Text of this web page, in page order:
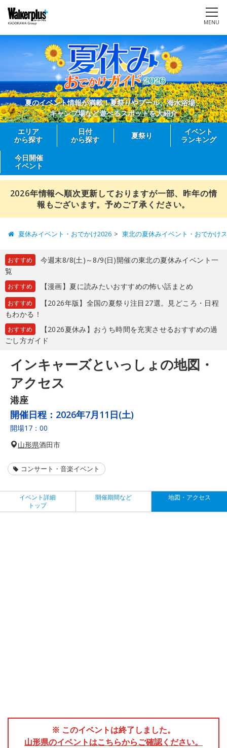
MENU
夏のイベント情報が満載！夏祭りやプール、海水浴場、
キャンプ場など遊べるスポットを大紹介
エリア
から探す
日付
から探す
夏祭り
イベント
ランキング
今日開催
イベント
2026年情報へ順次更新しておりますが一部、昨年の情
報もございます。予めご了承ください。
夏休みイベント・おでかけ2026 東北の夏休みイベント・おでかけ
おすすめ
今週末8/8(土)～8/9(日)開催の東北の夏休みイベント一
覧
おすすめ 【漫画】夏に読みたいおすすめの怖い話まとめ
おすすめ
【2026年版】全国の夏祭り注目27選。見どころ・日程
もわかる！
おすすめ
【2026夏休み】おうち時間を充実させるおすすめの過
ごし方ガイド
インキャーズといっしょの地図・
アクセス
港座
開催日程： 2026年7月11日(土)
開場17：00
山形県酒田市
コンサート・音楽イベント
イベント詳細
トップ
開催期間など 地図・アクセス
※ このイベントは終了しました。
山形県のイベントはこちらからご確認ください。